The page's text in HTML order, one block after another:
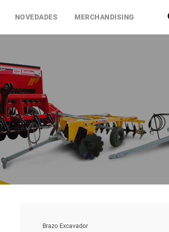
NOVEDADES MERCHANDISING
Brazo Excavador